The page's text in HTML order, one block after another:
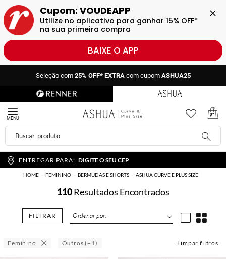
Cupom: VOUDEAPP
Utilize no aplicativo para ganhar 15% OFF*
na sua primeira compra
BAIXE O APP
25% OFF* EXTRAcom cupom
Seleção com 25% OFF* EXTRA com cupom ASHUA25
MENU
ENTREGAR PARA: DIGITE O SEU CEP
HOME FEMININO BERMUDAS E SHORTS ASHUA CURVE E PLUS SIZE
110Resultados Encontrados
FILTRAR
Feminino Outros (+1) Limpar filtros